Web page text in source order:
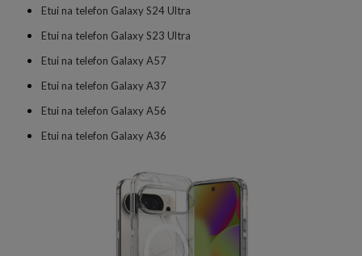
Etui na telefon Galaxy S24 Ultra
Etui na telefon Galaxy S23 Ultra
Etui na telefon Galaxy A57
Etui na telefon Galaxy A37
Etui na telefon Galaxy A56
Etui na telefon Galaxy A36